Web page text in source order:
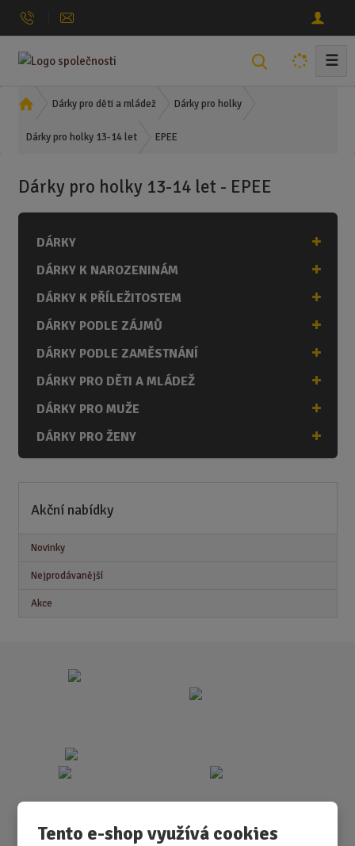
Tento e-shop využívá cookies
a
☰
Ú
o
í
n
a
Dárky pro děti a mládež Dárky pro holky
Dárky pro holky 13-14 let EPEE
Dárky pro holky 13-14 let - EPEE
DÁRKY
DÁRKY K NAROZENINÁM
DÁRKY K PŘÍLEŽITOSTEM
DÁRKY PODLE ZÁJMŮ
DÁRKY PODLE ZAMĚSTNÁNÍ
DÁRKY PRO DĚTI A MLÁDEŽ
DÁRKY PRO MUŽE
DÁRKY PRO ŽENY
Akční nabídky
Novinky
Nejprodávanější
Akce